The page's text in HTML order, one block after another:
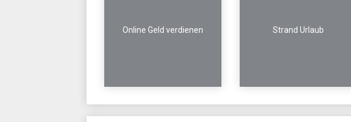
Online Geld verdienen Strand Urlaub